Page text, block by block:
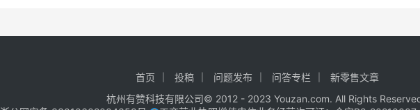
首页 投稿 问题发布 问答专栏
新零售文章
杭州有赞科技有限公司© 2012 - 2023 Youzan.com. All Rights